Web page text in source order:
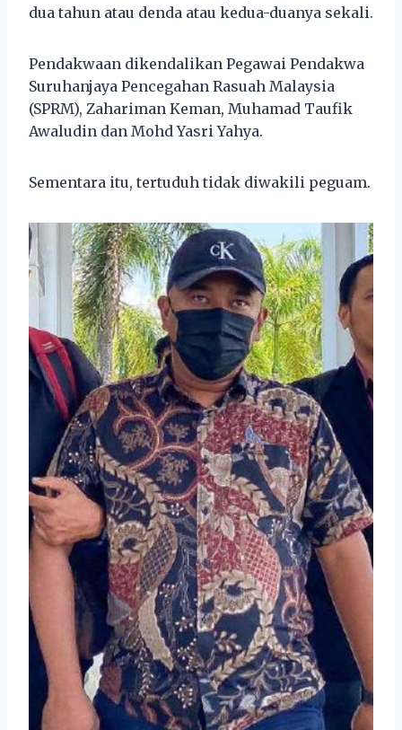
dua tahun atau denda atau kedua-duanya sekali.
Pendakwaan dikendalikan Pegawai Pendakwa
Suruhanjaya Pencegahan Rasuah Malaysia
(SPRM), Zahariman Keman, Muhamad Taufik
Awaludin dan Mohd Yasri Yahya.
Sementara itu, tertuduh tidak diwakili peguam.